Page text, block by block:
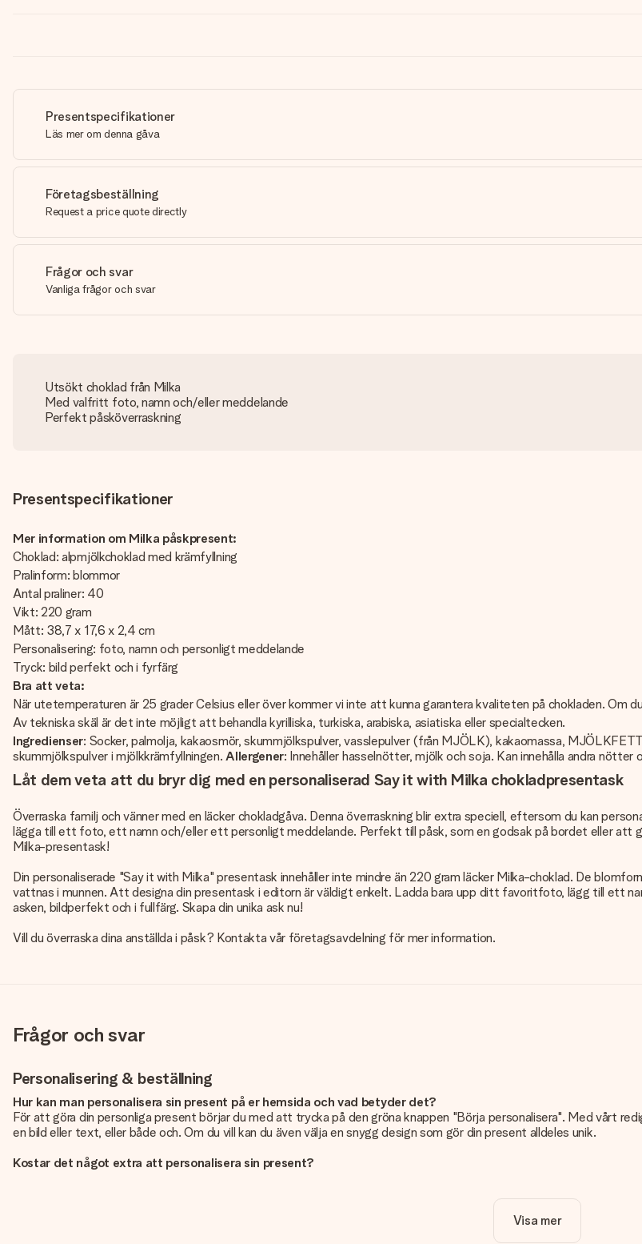
Presentspecifikationer
Läs mer om denna gåva
Företagsbeställning
Request a price quote directly
Frågor och svar
Vanliga frågor och svar
Utsökt choklad från Milka
Med valfritt foto, namn och/eller meddelande
Perfekt påsköverraskning
Presentspecifikationer
Mer information om Milka påskpresent:
Choklad: alpmjölkchoklad med krämfyllning
Pralinform: blommor
Antal praliner: 40
Vikt: 220 gram
Mått: 38,7 x 17,6 x 2,4 cm
Personalisering: foto, namn och personligt meddelande
Tryck: bild perfekt och i fyrfärg
Bra att veta:
När utetemperaturen är 25 grader Celsius eller över kommer vi inte att kunna garantera kvaliteten på chokladen. Om
Av tekniska skäl är det inte möjligt att behandla kyrilliska, turkiska, arabiska, asiatiska eller specialtecken.
Ingredienser: Socker, palmolja, kakaosmör, skummjölkspulver, vasslepulver (från MJÖLK), kakaomassa,
skummjölkspulver i mjölkkrämfyllningen.Allergener: Innehåller hasselnötter, mjölk och soja. Kan innehålla andra nötter
Låt dem veta att du bryr dig med en personaliserad Say it with Milka chokladpresentask
Överraska familj och vänner med en läcker chokladgåva. Denna överraskning blir extra speciell, eftersom du kan
lägga till ett foto, ett namn och/eller ett personligt meddelande. Perfekt till påsk, som en godsak på bordet eller att
Milka-presentask!
Din personaliserade "Say it with Milka" presentask innehåller inte mindre än 220 gram läcker Milka-choklad. De
vattnas i munnen. Att designa din presentask i editorn är väldigt enkelt. Ladda bara upp ditt favoritfoto, lägg till ett
asken, bildperfekt och i fullfärg. Skapa din unika ask nu!
Vill du överraska dina anställda i påsk? Kontakta vår företagsavdelning för mer information.
Frågor och svar
Personalisering & beställning
Hur kan man personalisera sin present på er hemsida och vad betyder det?
För att göra din personliga present börjar du med att trycka på den gröna knappen "Börja personalisera". Med vårt
en bild eller text, eller både och. Om du vill kan du även välja en snygg design som gör din present alldeles unik.
Kostar det något extra att personalisera sin present?
Vi vill vara säkra på att du är helt nöjd med din gåva. Därför är det viktigt att använda foton av hög kvalitet. Om du
foto tillsammans med den gåva du är intresserad av att beställa. De kan då kontrollera kvaliteten åt dig!
Visa mer